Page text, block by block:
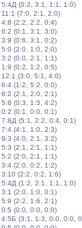
5:4Д (0:2, 3:1, 1:1, 1:0)
11:1 (7:0, 2:1, 2:0)
4:8 (2:2, 2:2, 0:4)
6:2 (0:1, 3:1, 3:0)
3:9 (0:6, 3:1, 0:2)
5:0 (2:0, 1:0, 2:0)
3:2 (0:0, 2:1, 1:1)
1:9 (0:2, 1:2, 0:5)
12:1 (3:0, 5:1, 4:0)
6:4 (1:2, 5:2, 0:0)
6:2 (2:1, 2:0, 2:1)
5:8 (0:3, 1:3, 4:2)
0:2 (0:1, 0:0, 0:1)
7:8Д (5:1, 2:2, 0:4, 0:1)
7:4 (4:1, 1:0, 2:3)
9:3 (4:0, 2:1, 3:2)
5:3 (2:1, 2:1, 1:1)
5:2 (2:0, 2:1, 1:1)
3:4 (2:0, 0:2, 1:2)
3:10 (2:2, 0:2, 1:6)
5:4Д (1:2, 2:1, 1:1, 1:0)
3:1 (2:0, 1:0, 0:1)
5:9 (2:2, 1:6, 2:1)
0:5 (0:0, 0:0, 0:0)
4:5Б (3:1, 1:3, 0:0, 0:0,